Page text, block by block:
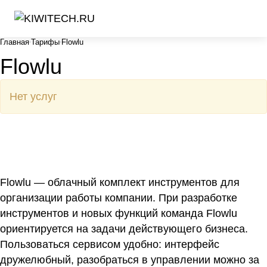
Главная Тарифы Flowlu
Flowlu
Нет услуг
Flowlu — облачный комплект инструментов для
организации работы компании. При разработке
инструментов и новых функций команда Flowlu
ориентируется на задачи действующего бизнеса.
Пользоваться сервисом удобно: интерфейс
дружелюбный, разобраться в управлении можно за